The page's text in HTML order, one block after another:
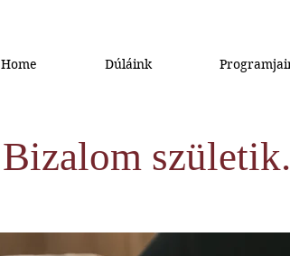
Home Dúláink
Bizalom